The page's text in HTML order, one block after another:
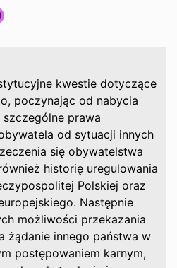
kwestie dotyczące
poczynając od nabycia
prawa
od sytuacji innych
się obywatelstwa
historię uregulowania
Polskiej oraz
Następnie
możliwości przekazania
żądanie innego państwa w
postępowaniem karnym,